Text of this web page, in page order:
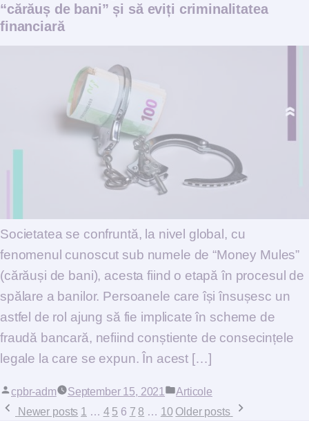
“cărăuș de bani” și să eviți criminalitatea
financiară
Societatea se confruntă, la nivel global, cu
fenomenul cunoscut sub numele de “Money Mules”
(cărăuși de bani), acesta fiind o etapă în procesul de
spălare a banilor. Persoanele care își însușesc un
astfel de rol ajung să fie implicate în scheme de
fraudă bancară, nefiind conștiente de consecințele
legale la care se expun. În acest […]
Posted by
cpbr-adm September 15, 2021 Posted in
Articole
Posts pagination
Newer posts 1 … 4 5 6 7 8 … 10 Older posts